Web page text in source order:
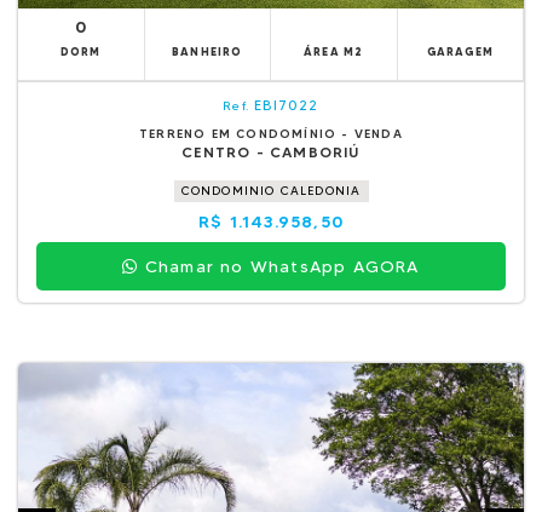
0
DORM BANHEIRO ÁREA M2 GARAGEM
Ref. EBI7022
TERRENO EM CONDOMÍNIO - VENDA
CENTRO - CAMBORIÚ
CONDOMINIO CALEDONIA
R$ 1.143.958,50
Chamar no WhatsApp AGORA